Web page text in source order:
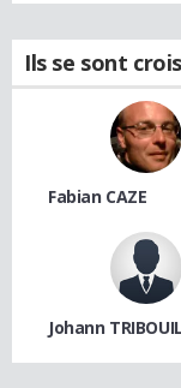
Ils se sont
Fabian CAZE
Johann